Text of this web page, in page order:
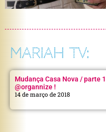
MARIAH TV:
Mudança Casa Nova / parte
@organnize !
14 de março de 2018